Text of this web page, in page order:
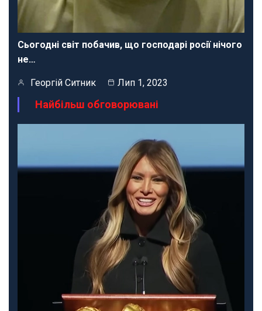
Сьогодні світ побачив, що господарі росії нічого
не…
Георгій Ситник Лип 1, 2023
Найбільш обговорювані